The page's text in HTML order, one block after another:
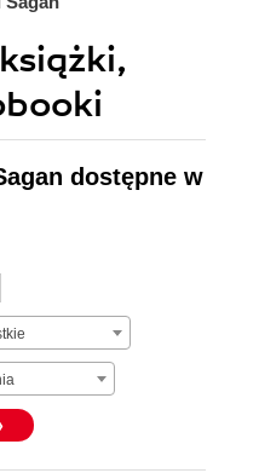
dostępne w